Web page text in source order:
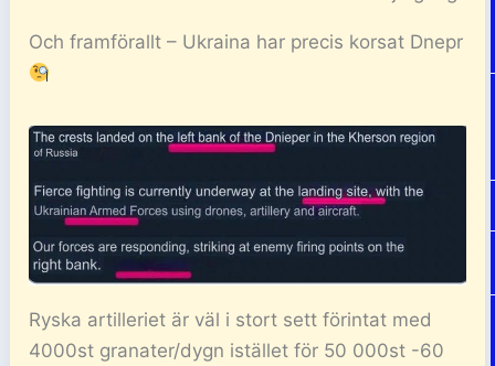
Och framförallt – Ukraina har precis korsat Dnepr
Ryska artilleriet är väl i stort sett förintat med
4000st granater/dygn istället för 50 000st -60